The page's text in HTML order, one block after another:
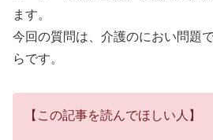
ます。
今回の質問は、介護のにおい問題
らです。
【この記事を読んでほしい人】